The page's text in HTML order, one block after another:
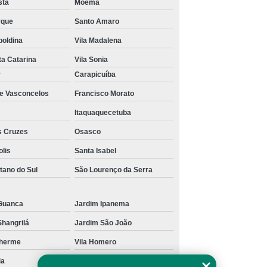
Moema
Santo Amaro
Vila Madalena
Catarina
Vila Sonia
Carapicuíba
Vasconcelos Francisco Morato
Itaquaquecetuba
Cruzes Osasco
Santa Isabel
do Sul São Lourenço da Serra
Jardim Ipanema
Jardim São João
Vila Homero